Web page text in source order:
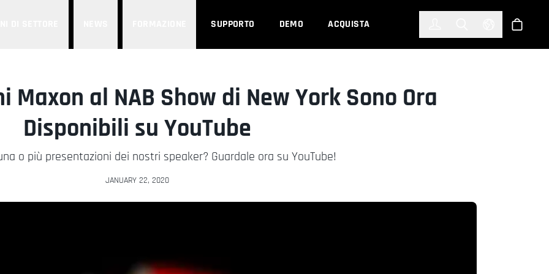
SUPPORTO DEMO ACQUISTA Select Shop
Maxon al NAB Show di New York Sono Ora
Disponibili su YouTube
o più presentazioni dei nostri speaker? Guardale ora su YouTube!
JANUARY 22, 2020